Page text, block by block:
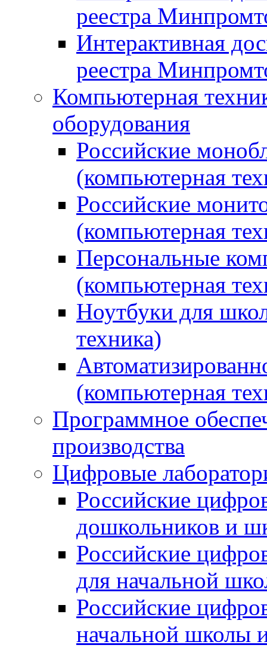
реестра
Интерактивная
реестра
Компьютерная
оборудования
Российские
(компьютерная
Российские
(компьютерная
Персональные
(компьютерная
Ноутбуки для
техника)
(компьютерная
Программное
производства
Цифровые
Российские
дошкольников и
Российские
для начальной
Российские
начальной школы